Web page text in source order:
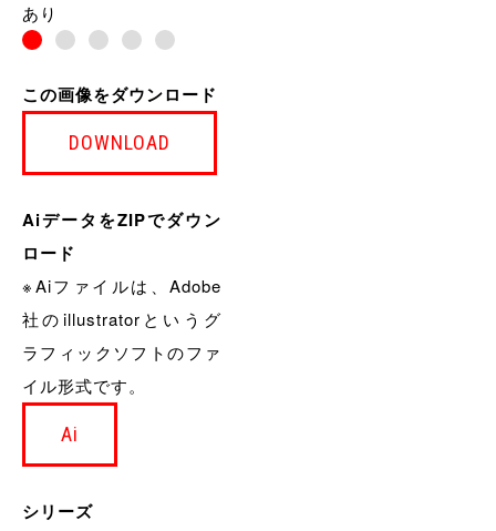
あり
この画像をダウンロード
DOWNLOAD
AiデータをZIPでダウン
ロード
※Aiファイルは、Adobe
社のillustratorというグ
ラフィックソフトのファ
イル形式です。
Ai
シリーズ